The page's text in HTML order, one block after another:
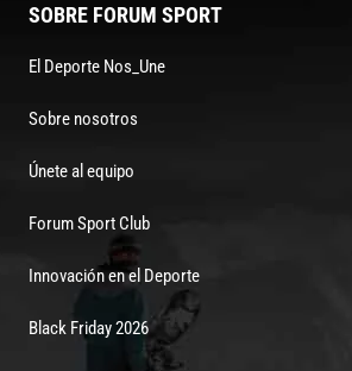
SOBRE FORUM SPORT
El Deporte Nos_Une
Sobre nosotros
Únete al equipo
Forum Sport Club
Innovación en el Deporte
Black Friday 2026